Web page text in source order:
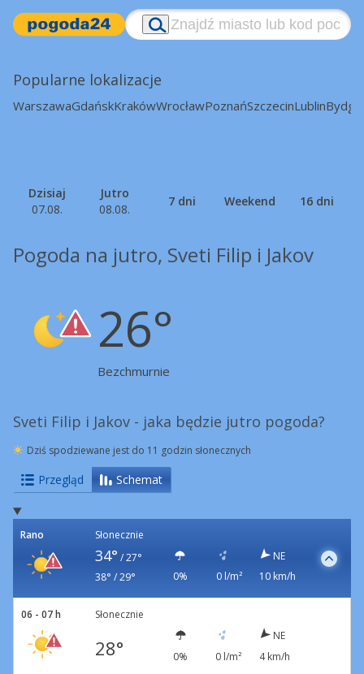
Popularne lokalizacje
WarszawaGdańskKrakówWrocławPoznańSzczecinLublin
Dzisiaj
07.08.
Jutro
08.08.
7 dni Weekend 16 dni
Pogoda na jutro, Sveti Filip i Jakov
26°
Bezchmurnie
Sveti Filip i Jakov - jaka będzie jutro pogoda?
Dziś spodziewane jest do 11 godzin słonecznych
Przegląd Schemat
Rano Słonecznie
34° / 27°
38° / 29°
0% 0 l/m²
NE
10 km/h
06 - 07 h Słonecznie
28° 0% 0 l/m²
NE
4 km/h